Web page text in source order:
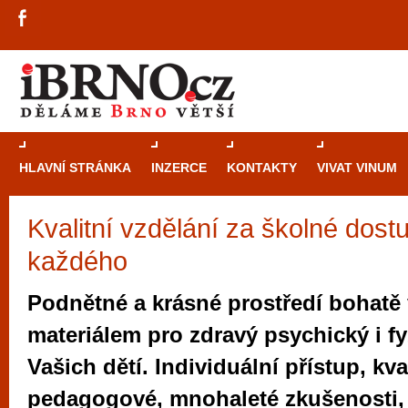
HLAVNÍ STRÁNKA INZERCE KONTAKTY VIVAT VINUM
Kvalitní vzdělání za školné
každého
Podnětné a krásné prostředí bohatě
materiálem pro zdravý psychický i
Vašich dětí. Individuální přístup,
pedagogové, mnohaleté
Průvodce
Brno je
zajímavé
restaurace,
Mimo jiné je ale také místem, kde si